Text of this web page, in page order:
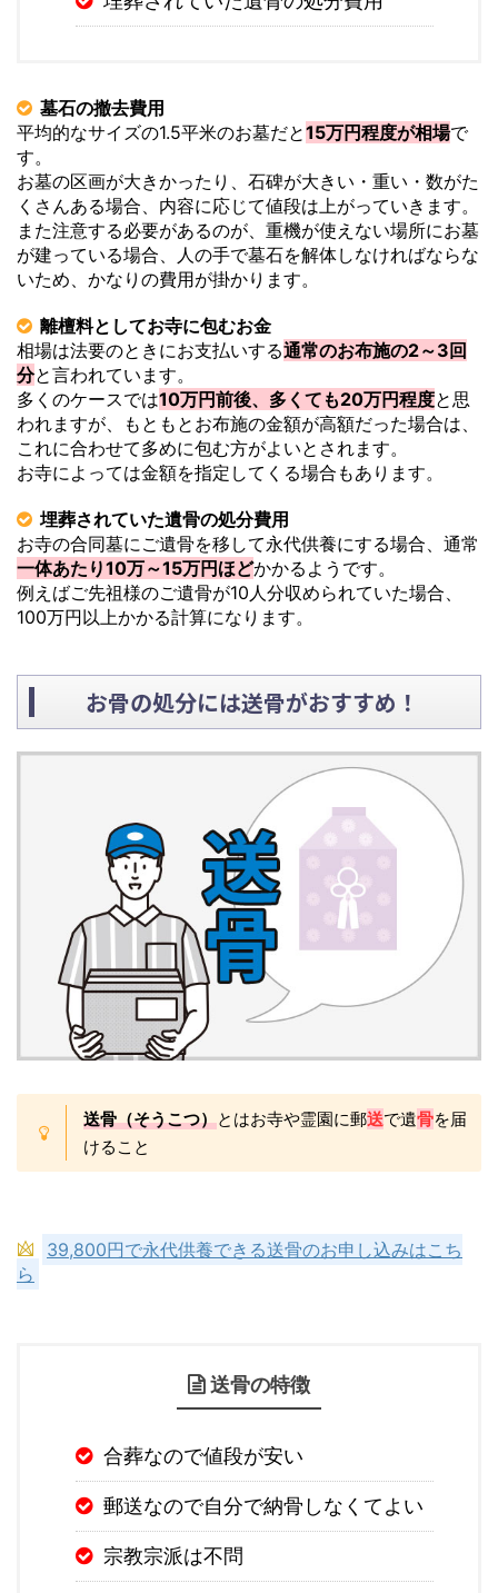
墓石の撤去費用
平均的なサイズの1.5平米のお墓だと15万円程度が相場で
す。
お墓の区画が大きかったり、石碑が大きい・重い・数がた
くさんある場合、内容に応じて値段は上がっていきます。
また注意する必要があるのが、重機が使えない場所にお墓
が建っている場合、人の手で墓石を解体しなければならな
いため、かなりの費用が掛かります。
離檀料としてお寺に包むお金
相場は法要のときにお支払いする通常のお布施の2～3回
分と言われています。
多くのケースでは10万円前後、多くても20万円程度と思
われますが、もともとお布施の金額が高額だった場合は、
これに合わせて多めに包む方がよいとされます。
お寺によっては金額を指定してくる場合もあります。
埋葬されていた遺骨の処分費用
お寺の合同墓にご遺骨を移して永代供養にする場合、通常
一体あたり10万～15万円ほどかかるようです。
例えばご先祖様のご遺骨が10人分収められていた場合、
100万円以上かかる計算になります。
お骨の処分には送骨がおすすめ！
送骨（そうこつ）とはお寺や霊園に郵送で遺骨を届
けること
39,800円で永代供養できる送骨のお申し込みはこち
ら
送骨の特徴
合葬なので値段が安い
郵送なので自分で納骨しなくてよい
宗教宗派は不問